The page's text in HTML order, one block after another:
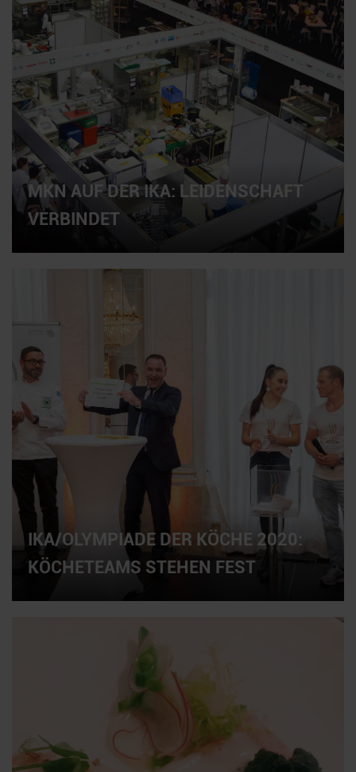
MKN AUF DER IKA: LEIDENSCHAFT
VERBINDET
IKA/OLYMPIADE DER KÖCHE 2020:
KÖCHETEAMS STEHEN FEST